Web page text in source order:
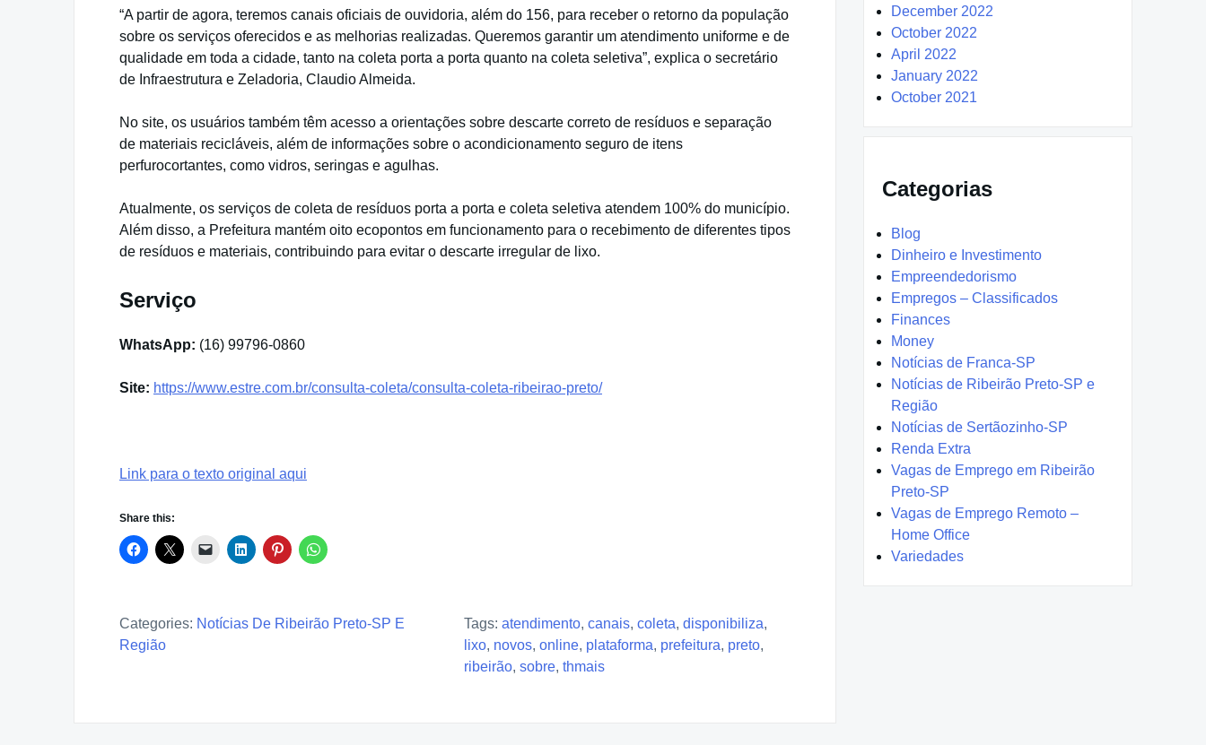
“A partir de agora, teremos canais oficiais de ouvidoria, além do 156, para receber o retorno da população
sobre os serviços oferecidos e as melhorias realizadas. Queremos garantir um atendimento uniforme e de
qualidade em toda a cidade, tanto na coleta porta a porta quanto na coleta seletiva”, explica o secretário
de Infraestrutura e Zeladoria, Claudio Almeida.
No site, os usuários também têm acesso a orientações sobre descarte correto de resíduos e separação
de materiais recicláveis, além de informações sobre o acondicionamento seguro de itens
perfurocortantes, como vidros, seringas e agulhas.
Atualmente, os serviços de coleta de resíduos porta a porta e coleta seletiva atendem 100% do município.
Além disso, a Prefeitura mantém oito ecopontos em funcionamento para o recebimento de diferentes tipos
de resíduos e materiais, contribuindo para evitar o descarte irregular de lixo.
Serviço
WhatsApp: (16) 99796-0860
Site: https://www.estre.com.br/consulta-coleta/consulta-coleta-ribeirao-preto/
Link para o texto original aqui
Share this:
Categories: Notícias De Ribeirão Preto-SP E
Região
Tags: atendimento, canais, coleta, disponibiliza,
lixo, novos, online, plataforma, prefeitura, preto,
ribeirão, sobre, thmais
December 2022
October 2022
April 2022
January 2022
October 2021
Categorias
Blog
Dinheiro e Investimento
Empreendedorismo
Empregos – Classificados
Finances
Money
Notícias de Franca-SP
Notícias de Ribeirão Preto-SP e
Região
Notícias de Sertãozinho-SP
Renda Extra
Vagas de Emprego em Ribeirão
Preto-SP
Vagas de Emprego Remoto –
Home Office
Variedades